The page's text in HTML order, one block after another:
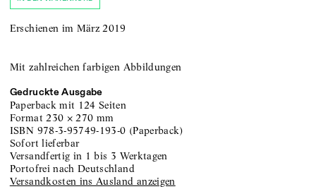
Erschienen im März 2019
Mit zahlreichen farbigen Abbildungen
Gedruckte Ausgabe
Paperback mit 124 Seiten
Format230 ×270 mm
ISBN 978-3-95749-193-0 (Paperback)
sofort lieferbar
versandfertig in 1 bis 3 Werktagen
portofrei nach Deutschland
Versandkosten ins Ausland anzeigen